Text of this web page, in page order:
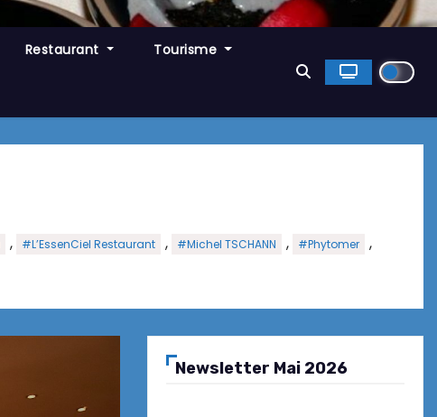
Restaurant Tourisme
, #L’EssenCiel Restaurant , #Michel TSCHANN , #Phytomer ,
Newsletter Mai 2026